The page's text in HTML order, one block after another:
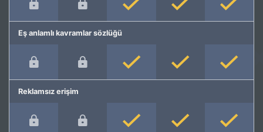
Eş anlamlı kavramlar sözlüğü
Reklamsız erişim